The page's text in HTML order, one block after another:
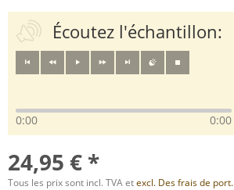
Écoutez l'échantillon:
0:00 0:00
24,95 € *
Tous les prix sont incl. TVA etexcl. Des frais de port.